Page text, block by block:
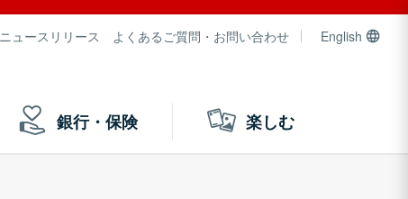
ニュースリリース よくあるご質問・お問い合わせ English
銀行・保険 楽しむ